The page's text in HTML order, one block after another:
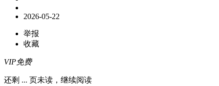
2026-05-22
举报
收藏
VIP免费
还剩 ... 页未读， 继续阅读